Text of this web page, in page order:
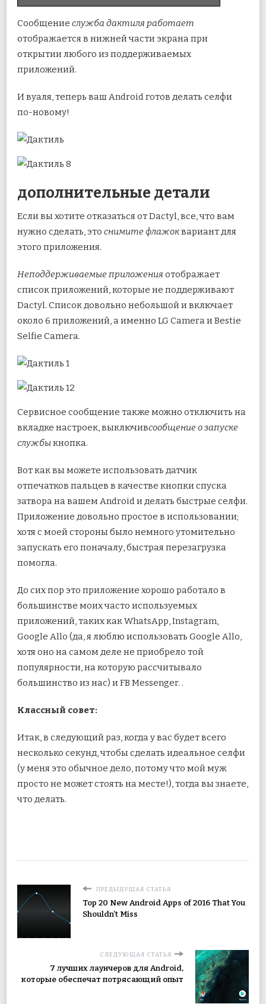
Сообщение служба дактиля работает
отображается в нижней части экрана при
открытии любого из поддерживаемых
приложений.
И вуаля, теперь ваш Android готов делать селфи
по-новому!
дополнительные детали
Если вы хотите отказаться от Dactyl, все, что вам
нужно сделать, это снимите флажоквариант для
этого приложения.
Неподдерживаемые приложения отображает
список приложений, которые не поддерживают
Dactyl. Список довольно небольшой и включает
около 6 приложений, а именно LG Camera и Bestie
Selfie Camera.
Сервисное сообщение также можно отключить на
вкладке настроек, выключивсообщение о запуске
службыкнопка.
Вот как вы можете использовать датчик
отпечатков пальцев в качестве кнопки спуска
затвора на вашем Android и делать быстрые селфи.
Приложение довольно простое в использовании;
хотя с моей стороны было немного утомительно
запускать его поначалу, быстрая перезагрузка
помогла.
До сих пор это приложение хорошо работало в
большинстве моих часто используемых
приложений, таких как WhatsApp, Instagram,
Google Allo (да, я люблю использовать Google Allo,
хотя оно на самом деле не приобрело той
популярности, на которую рассчитывало
большинство из нас) и FB Messenger. .
Классный совет:
Итак, в следующий раз, когда у вас будет всего
несколько секунд, чтобы сделать идеальное селфи
(у меня это обычное дело, потому что мой муж
просто не может стоять на месте!), тогда вы знаете,
что делать.
ПРЕДЫДУЩАЯ СТАТЬЯ
Top 20 New Android Apps of 2016 That You
Shouldn’t Miss
СЛЕДУЮЩАЯ СТАТЬЯ
7 лучших лаунчеров для Android,
которые обеспечат потрясающий опыт